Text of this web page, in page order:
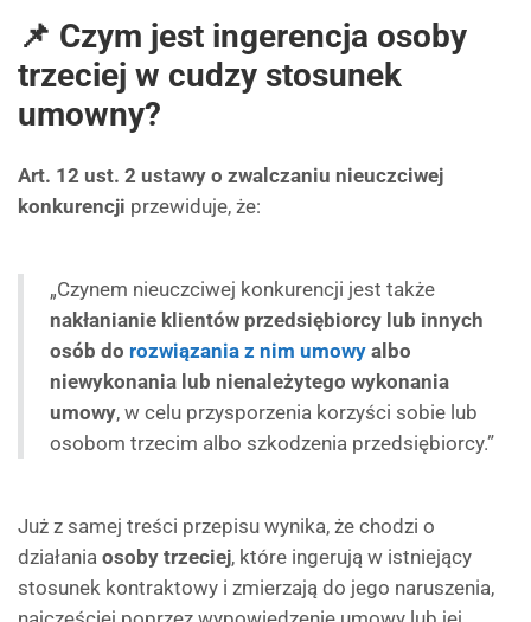
📌 Czym jest ingerencja osoby
trzeciej w cudzy stosunek
umowny?
Art. 12 ust. 2 ustawy o zwalczaniu nieuczciwej
konkurencji przewiduje, że:
„Czynem nieuczciwej konkurencji jest także
nakłanianie klientów przedsiębiorcy lub innych
osób do rozwiązania z nim umowy albo
niewykonania lub nienależytego wykonania
umowy, w celu przysporzenia korzyści sobie lub
osobom trzecim albo szkodzenia przedsiębiorcy.”
Już z samej treści przepisu wynika, że chodzi o
działania osoby trzeciej, które ingerują w istniejący
stosunek kontraktowy i zmierzają do jego naruszenia,